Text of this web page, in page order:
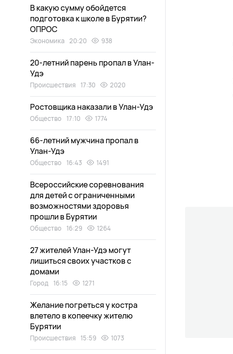
В какую сумму обойдется
подготовка к школе в Бурятии?
ОПРОС
Экономика 20:20 938
20-летний парень пропал в Улан-
Удэ
Происшествия 17:30 2020
Ростовщика наказали в Улан-Удэ
Общество 17:10 1774
66-летний мужчина пропал в
Улан-Удэ
Общество 16:43 1491
Всероссийские соревнования
для детей с ограниченными
возможностями здоровья
прошли в Бурятии
Общество 16:29 1264
27 жителей Улан-Удэ могут
лишиться своих участков с
домами
Город 16:15 1271
Желание погреться у костра
влетело в копеечку жителю
Бурятии
Происшествия 15:59 1073